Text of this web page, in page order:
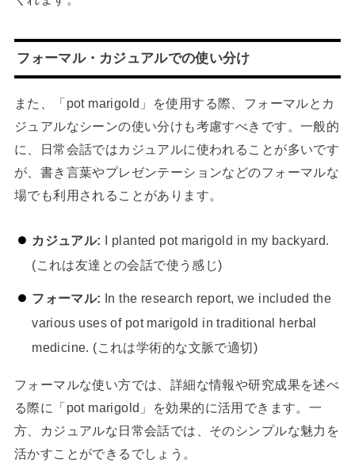
フォーマル・カジュアルでの使い分け
また、「pot marigold」を使用する際、フォーマルとカ
ジュアルなシーンの使い分けも考慮すべきです。一般的
に、日常会話ではカジュアルに使われることが多いです
が、書き言葉やプレゼンテーションなどのフォーマルな
場でも利用されることがあります。
カジュアル: I planted pot marigold in my backyard.
(これは友達との会話で使う感じ)
フォーマル: In the research report, we included the
various uses of pot marigold in traditional herbal
medicine. (これは学術的な文脈で適切)
フォーマルな使い方では、詳細な情報や研究成果を述べ
る際に「pot marigold」を効果的に活用できます。一
方、カジュアルな日常会話では、そのシンプルな魅力を
活かすことができるでしょう。